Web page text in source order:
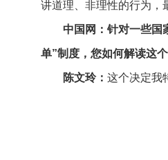
讲道理、非理性的行为，
中国网：针对一些国
单”制度，您如何解读这
陈文玲： 这个决定我
忙。美国政府如果希望